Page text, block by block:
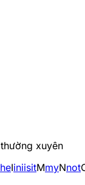
xuyên
heIiniisitMmyNnot